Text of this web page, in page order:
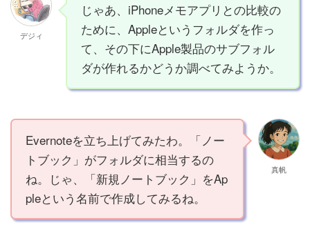
デジィ
じゃあ、iPhoneメモアプリとの比較の
ために、Appleというフォルダを作っ
て、その下にApple製品のサブフォル
ダが作れるかどうか調べてみようか。
Evernoteを立ち上げてみたわ。「ノー
トブック」がフォルダに相当するの
ね。じゃ、「新規ノートブック」をAp
pleという名前で作成してみるね。
真帆